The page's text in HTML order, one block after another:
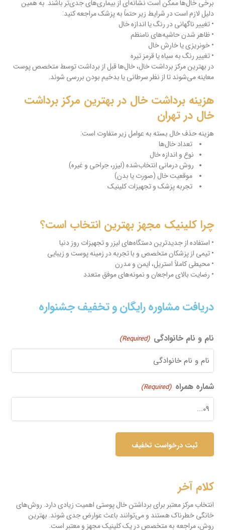
برخی خال‌ها ممکن است نشانه‌ای از بیماری‌های جدی‌تر باشند. به همین
دلیل لازم است در شرایط زیر حتماً به پزشک مراجعه کنید:
• تغییر ناگهانی در رنگ یا اندازه خال
• ظاهر شدن حاشیه‌های نامنظم
• خونریزی یا خارش خال
• تغییر رنگ به سیاه یا قرمز تیره
در بهترین مرکز برداشت خال، خال‌ها قبل از برداشت توسط متخصص پوست
معاینه می‌شوند تا از نظر سرطانی یا بدخیم بودن بررسی شوند.
هزینه برداشت خال در بهترین مرکز برداشت
خال در تهران
هزینه حذف خال بسته به عوامل زیر متفاوت است:
تعداد خال‌ها
نوع و اندازه خال
روش درمانی انتخاب‌شده (لیزر، جراحی و غیره)
موقعیت خال (صورت یا بدن)
تجربه پزشک و تجهیزات کلینیک
چرا کلینیک مجهز بهترین انتخاب است؟
• استفاده از جدیدترین دستگاه‌های لیزر و تجهیزات روز دنیا
• تیمی از پزشکان متخصص و با تجربه در زمینه پوست و زیبایی
• محیطی کاملاً استریل، ایمن و مدرن
• رضایت بالای مراجعان و نمونه‌های موفق متعدد
دریافت مشاوره رایگان و تخفیف جشنواره
نام و نام خانوادگی (Required)
شماره همراه (Required)
کلام آخر
انتخاب مرکز معتبر برای برداشتن خال پوستی اهمیت زیادی دارد. روش‌های
خانگی خطرناک هستند و می‌توانند باعث عوارض جدی شوند. بهترین
روش، مراجعه به متخصص در یک کلینیک مجهز و معتبر است.